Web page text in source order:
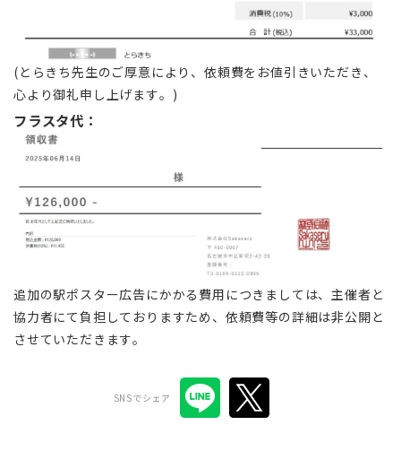
(とらきち先生のご厚意により、依頼費をお値引きいただき、
心より御礼申し上げます。)
フラスタ代：
追加の駅ポスター広告にかかる費用につきましては、主催者と
協力者にて負担しておりますため、依頼費等の詳細は非公開と
させていただきます。
SNSでシェア